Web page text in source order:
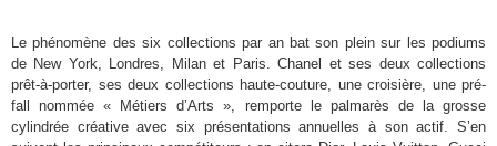
Le phénomène des six collections par an bat son plein sur les podiums
de New York, Londres, Milan et Paris. Chanel et ses deux collections
prêt-à-porter, ses deux collections haute-couture, une croisière, une pré-
fall nommée « Métiers d’Arts », remporte le palmarès de la grosse
cylindrée créative avec six présentations annuelles à son actif. S’en